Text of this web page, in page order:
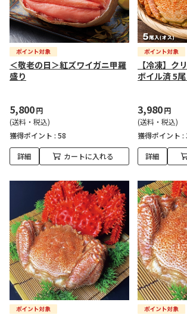
＜敬老の日＞紅ズワイガニ甲羅
盛り
5,800円
(送料・税込)
獲得ポイント : 58
詳細 カートに入れる
【冷凍】ク
ボイル済 5
3,980円
(送料・税込)
獲得ポイント :
詳細